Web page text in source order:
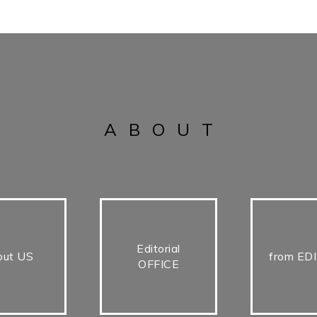
ABOUT
US
Editorial
OFFICE
from